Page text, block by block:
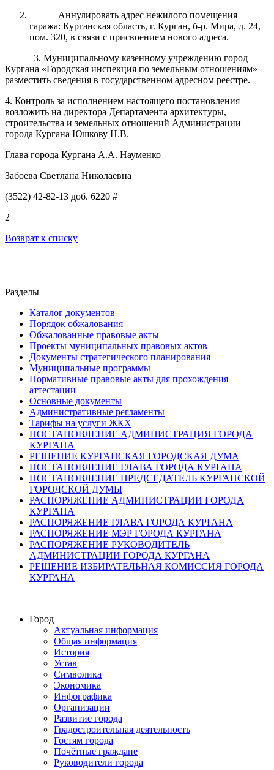
Аннулировать адрес нежилого помещения
гаража: Курганская область, г. Курган, б-р. Мира, д. 24,
пом. 320, в связи с присвоением нового адреса.
3. Муниципальному казенному учреждению город
Кургана «Городская инспекция по земельным отношениям»
разместить сведения в государственном адресном реестре.
4. Контроль за исполнением настоящего постановления
возложить на директора Департамента архитектуры,
строительства и земельных отношений Администрации
города Кургана Юшкову Н.В.
Глава города Кургана А.А. Науменко
Забоева Светлана Николаевна
(3522) 42-82-13 доб. 6220 #
2
Возврат к списку
Разделы
Каталог документов
Порядок обжалования
Обжалованные правовые акты
Проекты муниципальных правовых актов
Документы стратегического планирования
Муниципальные программы
Нормативные правовые акты для прохождения
аттестации
Основные документы
Административные регламенты
Тарифы на услуги ЖКХ
ПОСТАНОВЛЕНИЕ АДМИНИСТРАЦИЯ ГОРОДА
КУРГАНА
РЕШЕНИЕ КУРГАНСКАЯ ГОРОДСКАЯ ДУМА
ПОСТАНОВЛЕНИЕ ГЛАВА ГОРОДА КУРГАНА
ПОСТАНОВЛЕНИЕ ПРЕДСЕДАТЕЛЬ КУРГАНСКОЙ
ГОРОДСКОЙ ДУМЫ
РАСПОРЯЖЕНИЕ АДМИНИСТРАЦИИ ГОРОДА
КУРГАНА
РАСПОРЯЖЕНИЕ ГЛАВА ГОРОДА КУРГАНА
РАСПОРЯЖЕНИЕ МЭР ГОРОДА КУРГАНА
РАСПОРЯЖЕНИЕ РУКОВОДИТЕЛЬ
АДМИНИСТРАЦИИ ГОРОДА КУРГАНА
РЕШЕНИЕ ИЗБИРАТЕЛЬНАЯ КОМИССИЯ ГОРОДА
КУРГАНА
Город
Актуальная информация
Общая информация
История
Устав
Символика
Экономика
Инфографика
Организации
Развитие города
Градостроительная деятельность
Гостям города
Почётные граждане
Руководители города